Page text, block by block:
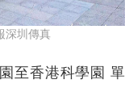
深圳傳真
至香港科學園 單